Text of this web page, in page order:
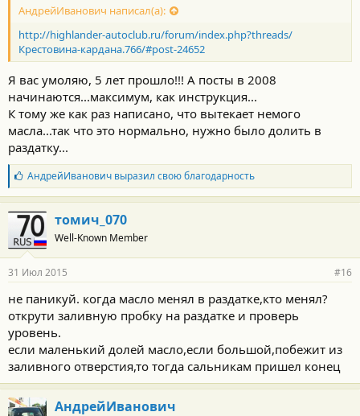
АндрейИванович написал(а):
http://highlander-autoclub.ru/forum/index.php?threads/
Крестовина-кардана.766/#post-24652
Я вас умоляю, 5 лет прошло!!! А посты в 2008
начинаются...максимум, как инструкция...
К тому же как раз написано, что вытекает немого
масла...так что это нормально, нужно было долить в
раздатку...
Б
л
а
г
о
д
а
н
с
т
и
АндрейИвановичвыразил свою благодарность
томич_070
Well-Known Member
31 Июл 2015 #16
не паникуй. когда масло менял в раздатке,кто менял?
открути заливную пробку на раздатке и проверь
уровень.
если маленький долей масло,если большой,побежит из
заливного отверстия,то тогда сальникам пришел конец
АндрейИванович